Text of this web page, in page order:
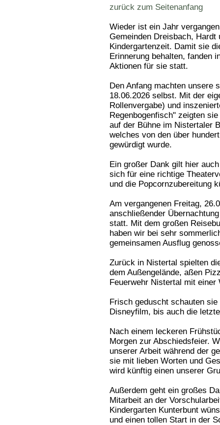
zurück zum Seitenanfang
Wieder ist ein Jahr
Gemeinden Dreisbach,
Kindergartenzeit. Damit sie
Erinnerung behalten, fanden
Aktionen für sie statt.
Den Anfang machten unsere
18.06.2026 selbst. Mit der
Rollenvergabe) und
Regenbogenfisch" zeigten
auf der Bühne im Nistertaler
welches von den über
gewürdigt wurde.
Ein großer Dank gilt hier
sich für eine richtige
und die Popcornzubereitung
Am vergangenen Freitag,
anschließender
statt. Mit dem großen
haben wir bei sehr
gemeinsamen Ausflug
Zurück in Nistertal spielten
dem Außengelände, aßen
Feuerwehr Nistertal mit einer
Frisch geduscht schauten
Disneyfilm, bis auch die
Nach einem leckeren
Morgen zur Abschiedsfeier.
unserer Arbeit während der
sie mit lieben Worten und
wird künftig einen unserer
Außerdem geht ein großes
Mitarbeit an der
Kindergarten Kunterbunt
und einen tollen Start in der